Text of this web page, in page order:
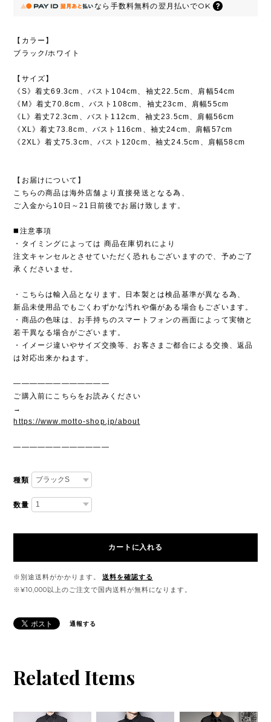
なら 手数料無料の翌月払いでOK
【カラー】
ブラック/ホワイト
【サイズ】
《S》着丈69.3cm、バスト104cm、袖丈22.5cm、肩幅54cm
《M》着丈70.8cm、バスト108cm、袖丈23cm、肩幅55cm
《L》着丈72.3cm、バスト112cm、袖丈23.5cm、肩幅56cm
《XL》着丈73.8cm、バスト116cm、袖丈24cm、肩幅57cm
《2XL》着丈75.3cm、バスト120cm、袖丈24.5cm、肩幅58cm
【お届けについて】
こちらの商品は海外店舗より直接発送となる為、
ご入金から10日～21日前後でお届け致します。
◼️注意事項
・タイミングによっては 商品在庫切れにより
注文キャンセルとさせていただく恐れもございますので、予めご了
承くださいませ。
・こちらは輸入品となります。日本製とは検品基準が異なる為、
新品未使用品でもごくわずかな汚れや傷がある場合もございます。
・商品の色味は、お手持ちのスマートフォンの画面によって実物と
若干異なる場合がございます。
・イメージ違いやサイズ交換等、お客さまご都合による交換、返品
は対応出来かねます。
————————————
ご購入前にこちらをお読みください
→
https://www.motto-shop.jp/about
————————————
種類
数量
カートに入れる
※別途送料がかかります。
送料を確認する
※¥10,000以上のご注文で国内送料が無料になります。
通報する
Related Items